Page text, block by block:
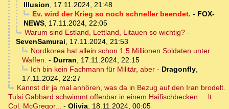
Illusion
17.11.2024, 21:48
Ev. wird der Krieg so noch schneller beendet. - FOX-
NEWS 17.11.2024, 22:05
Warum sind Estland, Lettland, Litauen so wichtig?-
SevenSamurai
17.11.2024, 21:53
Nordkorea hat allein schon 1,5 Millionen Soldaten unter
Waffen. - Durran
17.11.2024, 22:15
Ich bin kein Fachmann für Militär, aber- Dragonfly,
17.11.2024, 22:27
Kannst dir ja mal anhören, was da in Bezug auf den Iran brodelt.
Tulsi Gabbard schwimmt offenbar in einem Haifischbecken.... lt.
Col. McGregor...
- Olivia 18.11.2024, 00:05